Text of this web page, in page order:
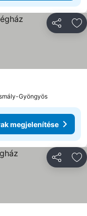
Gyöngyös
megjelenítése